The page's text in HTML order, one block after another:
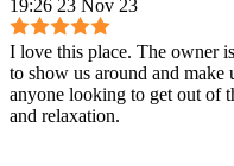
19:26 23 Nov 23
I love this place. The owner
to show us around and
anyone looking to get out of
and relaxation.